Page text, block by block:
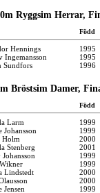
Ryggsim Herrar,
Född
Hennings
1995
Ingemansson
1995
Sundfors 1996
Bröstsim Damer,
Född
Larm
1999
Johansson
1999
Holm
2000
Stenberg
2001
Johansson
1999
1999
Lindstedt
2000
2000
Jensen
1999